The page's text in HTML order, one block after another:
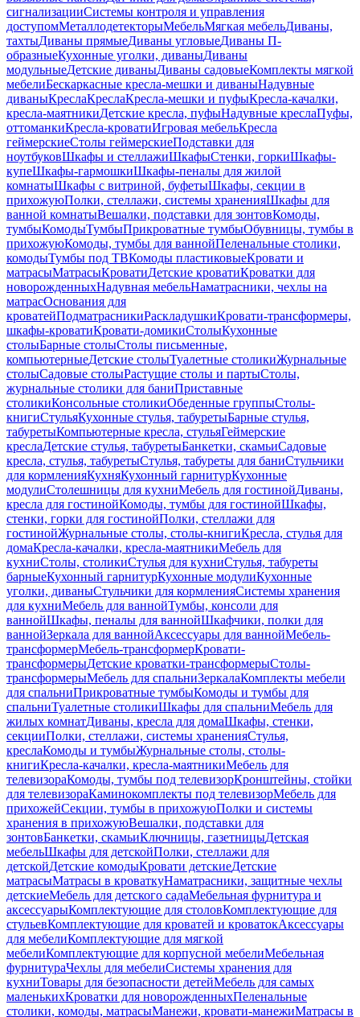
сигнализацииСистемы контроля и управления
доступомМеталлодетекторыМебельМягкая мебельДиваны,
тахтыДиваны прямыеДиваны угловыеДиваны П-
образныеКухонные уголки, диваныДиваны
модульныеДетские диваныДиваны садовыеКомплекты мягкой
мебелиБескаркасные кресла-мешки и диваныНадувные
диваныКреслаКреслаКресла-мешки и пуфыКресла-качалки,
кресла-маятникиДетские кресла, пуфыНадувные креслаПуфы,
оттоманкиКресла-кроватиИгровая мебельКресла
геймерскиеСтолы геймерскиеПодставки для
ноутбуковШкафы и стеллажиШкафыСтенки, горкиШкафы-
купеШкафы-гармошкиШкафы-пеналы для жилой
комнатыШкафы с витриной, буфетыШкафы, секции в
прихожуюПолки, стеллажи, системы храненияШкафы для
ванной комнатыВешалки, подставки для зонтовКомоды,
тумбыКомодыТумбыПрикроватные тумбыОбувницы, тумбы в
прихожуюКомоды, тумбы для ваннойПеленальные столики,
комодыТумбы под ТВКомоды пластиковыеКровати и
матрасыМатрасыКроватиДетские кроватиКроватки для
новорожденныхНадувная мебельНаматрасники, чехлы на
матрасОснования для
кроватейПодматрасникиРаскладушкиКровати-трансформеры,
шкафы-кроватиКровати-домикиСтолыКухонные
столыБарные столыСтолы письменные,
компьютерныеДетские столыТуалетные столикиЖурнальные
столыСадовые столыРастущие столы и партыСтолы,
журнальные столики для баниПриставные
столикиКонсольные столикиОбеденные группыСтолы-
книгиСтульяКухонные стулья, табуретыБарные стулья,
табуретыКомпьютерные кресла, стульяГеймерские
креслаДетские стулья, табуретыБанкетки, скамьиСадовые
кресла, стулья, табуретыСтулья, табуреты для баниСтульчики
для кормленияКухняКухонный гарнитурКухонные
модулиСтолешницы для кухниМебель для гостинойДиваны,
кресла для гостинойКомоды, тумбы для гостинойШкафы,
стенки, горки для гостинойПолки, стеллажи для
гостинойЖурнальные столы, столы-книгиКресла, стулья для
домаКресла-качалки, кресла-маятникиМебель для
кухниСтолы, столикиСтулья для кухниСтулья, табуреты
барныеКухонный гарнитурКухонные модулиКухонные
уголки, диваныСтульчики для кормленияСистемы хранения
для кухниМебель для ваннойТумбы, консоли для
ваннойШкафы, пеналы для ваннойШкафчики, полки для
ваннойЗеркала для ваннойАксессуары для ваннойМебель-
трансформерМебель-трансформерКровати-
трансформерыДетские кроватки-трансформерыСтолы-
трансформерыМебель для спальниЗеркалаКомплекты мебели
для спальниПрикроватные тумбыКомоды и тумбы для
спальниТуалетные столикиШкафы для спальниМебель для
жилых комнатДиваны, кресла для домаШкафы, стенки,
секцииПолки, стеллажи, системы храненияСтулья,
креслаКомоды и тумбыЖурнальные столы, столы-
книгиКресла-качалки, кресла-маятникиМебель для
телевизораКомоды, тумбы под телевизорКронштейны, стойки
для телевизораКаминокомплекты под телевизорМебель для
прихожейСекции, тумбы в прихожуюПолки и системы
хранения в прихожуюВешалки, подставки для
зонтовБанкетки, скамьиКлючницы, газетницыДетская
мебельШкафы для детскойПолки, стеллажи для
детскойДетские комодыКровати детскиеДетские
матрасыМатрасы в кроваткуНаматрасники, защитные чехлы
детскиеМебель для детского садаМебельная фурнитура и
аксессуарыКомплектующие для столовКомплектующие для
стульевКомплектующие для кроватей и кроватокАксессуары
для мебелиКомплектующие для мягкой
мебелиКомплектующие для корпусной мебелиМебельная
фурнитураЧехлы для мебелиСистемы хранения для
кухниТовары для безопасности детейМебель для самых
маленькихКроватки для новорожденныхПеленальные
столики, комоды, матрасыМанежи, кровати-манежиМатрасы в